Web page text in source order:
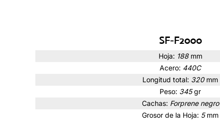
SF-F2000
Hoja: 188 mm
Acero: 440C
Longitud total: 320 mm
Peso: 345 gr
Cachas: Forprene negro
Grosor de la Hoja: 5 mm